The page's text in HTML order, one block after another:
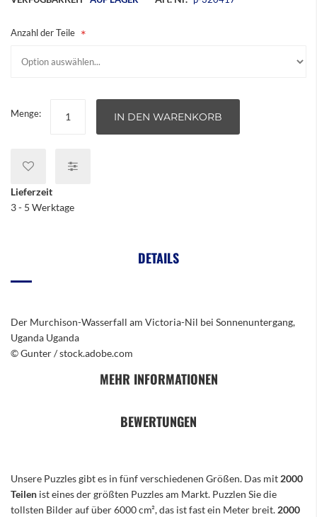
Anzahl der Teile
Menge: IN DEN WARENKORB
Lieferzeit
3 - 5 Werktage
DETAILS
Der Murchison-Wasserfall am Victoria-Nil bei Sonnenuntergang,
Uganda Uganda
© Gunter / stock.adobe.com
MEHR INFORMATIONEN
BEWERTUNGEN
Unsere Puzzles gibt es in fünf verschiedenen Größen. Das mit 2000
Teilen ist eines der größten Puzzles am Markt. Puzzlen Sie die
tollsten Bilder auf über 6000 cm², das ist fast ein Meter breit. 2000